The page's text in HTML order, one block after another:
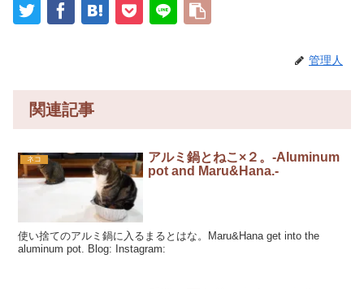
管理人
関連記事
ネコ
アルミ鍋とねこ×２。-Aluminum
pot and Maru&Hana.-
使い捨てのアルミ鍋に入るまるとはな。Maru&Hana get into the
aluminum pot. Blog: Instagram: